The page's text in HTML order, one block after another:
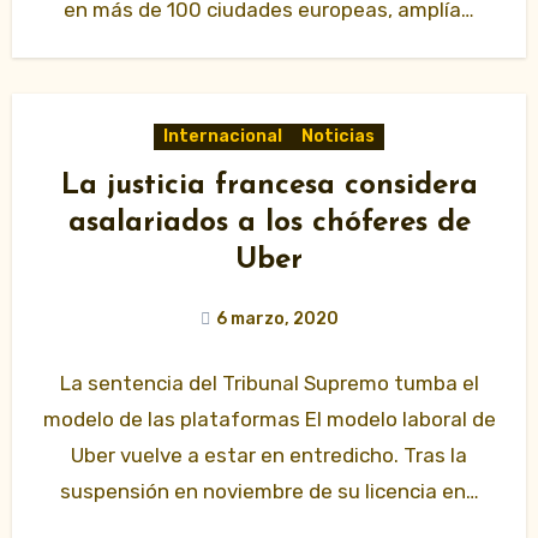
en más de 100 ciudades europeas, amplía…
Internacional Noticias
La justicia francesa considera
asalariados a los chóferes de
Uber
6 marzo, 2020
La sentencia del Tribunal Supremo tumba el
modelo de las plataformas El modelo laboral de
Uber vuelve a estar en entredicho. Tras la
suspensión en noviembre de su licencia en…